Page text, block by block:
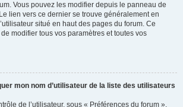
Vous pouvez les modifier depuis le panneau de
lien vers ce dernier se trouve généralement en
situé en haut des pages du forum. Ce
modifier tous vos paramètres et toutes vos
mon nom d’utilisateur de la liste des utilisateurs
de l’utilisateur, sous « Préférences du forum »,